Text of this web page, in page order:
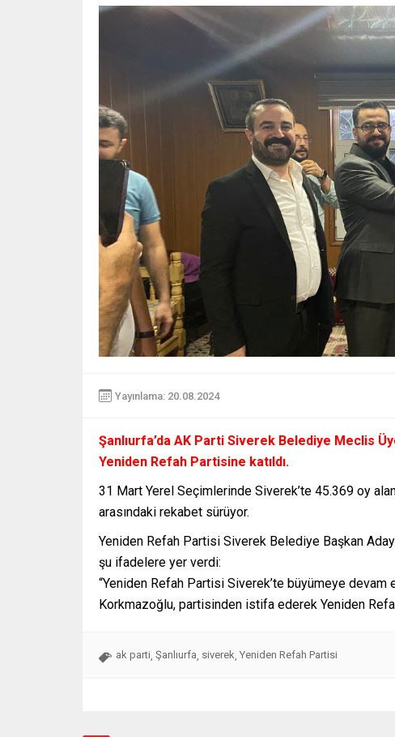
Yayınlama: 20.08.2024
Şanlıurfa’da AK Parti Siverek Belediye Meclis
Yeniden Refah Partisine katıldı.
31 Mart Yerel Seçimlerinde Siverek’te 45.369 oy
arasındaki rekabet sürüyor.
Yeniden Refah Partisi Siverek Belediye Başkan
şu ifadelere yer verdi:
“Yeniden Refah Partisi Siverek’te büyümeye
Korkmazoğlu, partisinden istifa ederek Yeniden
ak parti, Şanlıurfa, siverek, Yeniden Refah Partisi